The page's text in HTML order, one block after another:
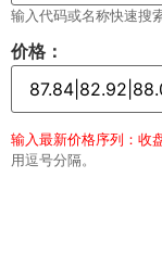
输入代码或名称快速搜
价格：
输入最新价格序列：收
用逗号分隔。